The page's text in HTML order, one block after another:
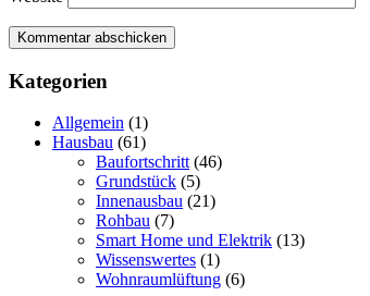
Kategorien
Allgemein (1)
Hausbau (61)
Baufortschritt (46)
Grundstück (5)
Innenausbau (21)
Rohbau (7)
Smart Home und Elektrik (13)
Wissenswertes (1)
Wohnraumlüftung (6)